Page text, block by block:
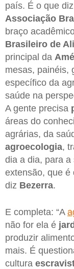
país. É o que diz
Associação
braço
Brasileiro de
principal da
mesas, painéis,
específico da
saúde na
A gente precisa
áreas do
agrárias, da
agroecologia,
dia a dia, para a
extensão, que é
diz Bezerra.
E completa: “A
não for ela é
produzir
mais. É
cultura